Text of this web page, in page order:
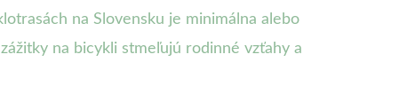
na Slovensku je minimálna alebo
na bicykli stmeľujú rodinné vzťahy a